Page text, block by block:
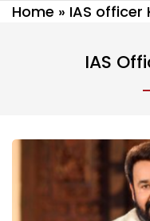
Home » IAS officer
IAS